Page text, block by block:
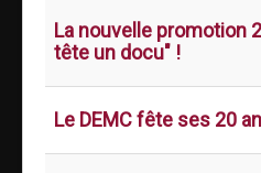
La nouvelle promotion
tête un docu" !
Le DEMC fête ses 20